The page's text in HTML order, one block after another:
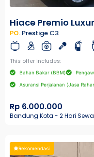
Hiace Premio
PO. Prestige C3
This offer includes:
Bahan Bakar (BBM)
Asuransi Perjalanan (Jasa
Rp 6.000.000
Bandung Kota - 2 Hari Sewa
Rekomendasi